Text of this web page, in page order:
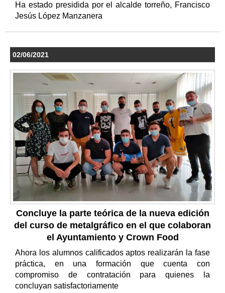
Ha estado presidida por el alcalde torreño, Francisco
Jesús López Manzanera
02/06/2021
Concluye la parte teórica de la nueva edición
del curso de metalgráfico en el que colaboran
el Ayuntamiento y Crown Food
Ahora los alumnos calificados aptos realizarán la fase
práctica, en una formación que cuenta con
compromiso de contratación para quienes la
concluyan satisfactoriamente